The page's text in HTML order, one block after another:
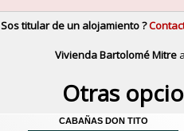
Sos titular de un alojamiento ?
Vivienda Bartolomé Mitre
Otras
CABAÑAS DON TITO